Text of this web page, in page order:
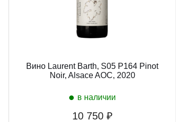
Добавить в корзину
642632 в наличии
Coteaux Champenois Rouge
Юго-Запад Франции, Каор
10 750 ₽
Вино Laurent Barth, S05 P164 Pinot
Noir, Alsace AOC, 2020
в наличии